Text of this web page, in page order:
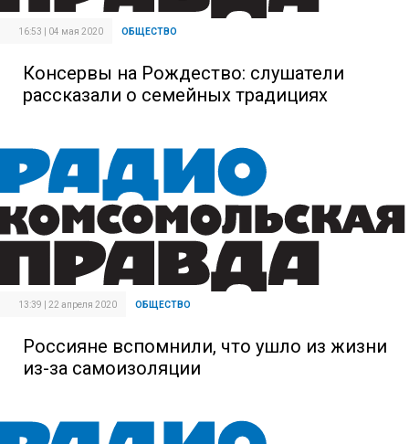
16:53 | 04 мая 2020 ОБЩЕСТВО
Консервы на Рождество: слушатели
рассказали о семейных традициях
13:39 | 22 апреля 2020 ОБЩЕСТВО
Россияне вспомнили, что ушло из жизни
из-за самоизоляции